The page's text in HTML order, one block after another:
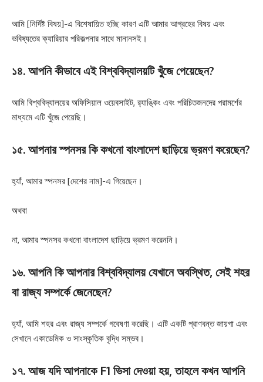
আমি [নির্দিষ্ট বিষয়]-এ বিশেষায়িত হচ্ছি কারণ এটি আমার আগ্রহের বিষয় এবং
ভবিষ্যতের ক্যারিয়ার পরিকল্পনার সাথে মানানসই।
১৪. আপনি কীভাবে এই বিশ্ববিদ্যালয়টি খুঁজে পেয়েছেন?
আমি বিশ্ববিদ্যালয়ের অফিসিয়াল ওয়েবসাইট, র‌্যাঙ্কিং এবং পরিচিতজনদের পরামর্শের
মাধ্যমে এটি খুঁজে পেয়েছি।
১৫. আপনার স্পনসর কি কখনো বাংলাদেশ ছাড়িয়ে ভ্রমণ করেছেন?
হ্যাঁ, আমার স্পনসর [দেশের নাম]-এ গিয়েছেন।
অথবা
না, আমার স্পনসর কখনো বাংলাদেশ ছাড়িয়ে ভ্রমণ করেননি।
১৬. আপনি কি আপনার বিশ্ববিদ্যালয় যেখানে অবস্থিত, সেই শহর
বা রাজ্য সম্পর্কে জেনেছেন?
হ্যাঁ, আমি শহর এবং রাজ্য সম্পর্কে গবেষণা করেছি। এটি একটি প্রাণবন্ত জায়গা এবং
সেখানে একাডেমিক ও সাংস্কৃতিক বৃদ্ধি সম্ভব।
১৭. আজ যদি আপনাকে F1 ভিসা দেওয়া হয়, তাহলে কখন আপনি